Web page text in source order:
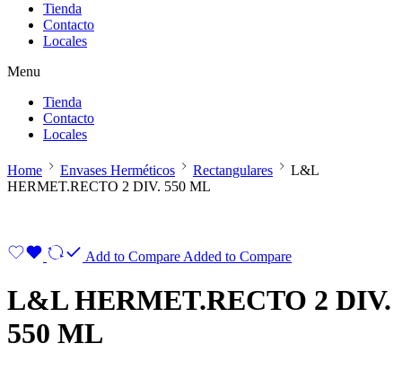
Tienda
Contacto
Locales
Menu
Tienda
Contacto
Locales
Home Envases Herméticos Rectangulares
L&L
HERMET.RECTO 2 DIV. 550 ML
Add to Compare Added to Compare
L&L HERMET.RECTO 2 DIV.
550 ML